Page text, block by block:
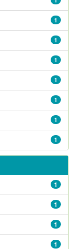
1
1
1
1
1
1
1
1
1
1
1